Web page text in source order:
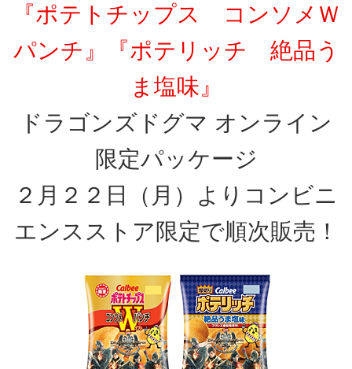
『ポテトチップス コンソメＷ
パンチ』『ポテリッチ 絶品う
ま塩味』
ドラゴンズドグマ オンライン
限定パッケージ
２月２２日（月）よりコンビニ
エンスストア限定で順次販売！